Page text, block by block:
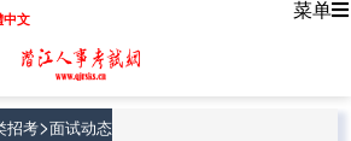
中文 菜单
招考>面试动态